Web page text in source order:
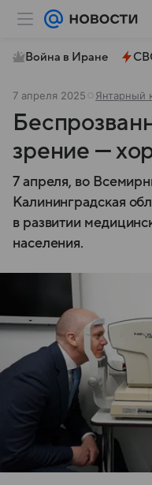
Война в Иране
7 апреля 2025 Янтарный
зрение —
7 апреля, во
Калининградская
в развитии
населения.